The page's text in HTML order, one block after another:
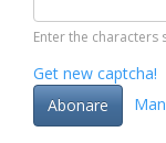
Enter the characters
Get new captcha!
Abonare